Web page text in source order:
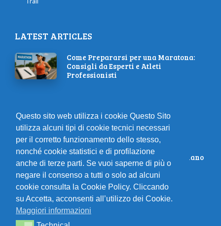
LATEST ARTICLES
Come Prepararsi per una Maratona:
Consigli da Esperti e Atleti
Professionisti
Allenamenti e Suggerimenti per
Diventare Più Veloce
Partecipa alla Corsa di Montepulciano
il 01/10/2023: Sfida Te Stesso!
Il podio dei leggendari runner:
ispirazioni di successo
Questo sito web utilizza i cookie Questo Sito
utilizza alcuni tipi di cookie tecnici necessari
per il corretto funzionamento dello stesso,
nonché cookie statistici e di profilazione
anche di terze parti. Se vuoi saperne di più o
negare il consenso a tutti o solo ad alcuni
cookie consulta la Cookie Policy. Cliccando
su Accetta, acconsenti all’utilizzo dei Cookie.
Maggiori informazioni